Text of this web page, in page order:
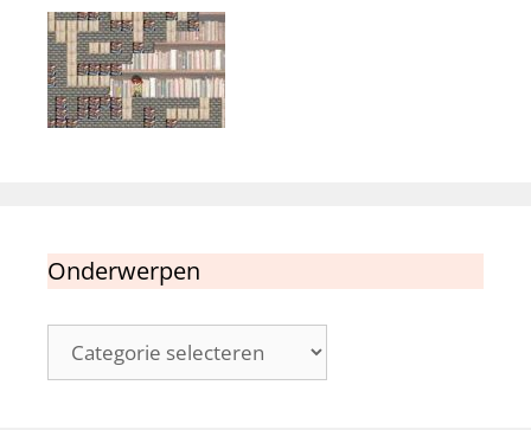
Onderwerpen